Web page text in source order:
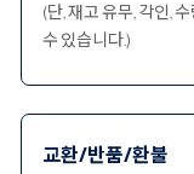
(단, 재고 유무, 각인,
수 있습니다.)
교환/반품/환불